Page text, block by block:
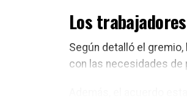
Los
Según detalló el gremio,
con las necesidades de